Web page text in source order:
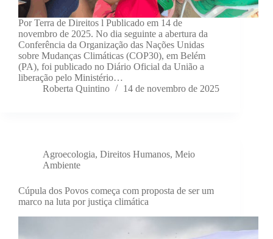
Por Terra de Direitos l Publicado em 14 de
novembro de 2025. No dia seguinte a abertura da
Conferência da Organização das Nações Unidas
sobre Mudanças Climáticas (COP30), em Belém
(PA), foi publicado no Diário Oficial da União a
liberação pelo Ministério…
Roberta Quintino
14 de novembro de 2025
Agroecologia, Direitos Humanos, Meio
Ambiente
Cúpula dos Povos começa com proposta de ser um
marco na luta por justiça climática